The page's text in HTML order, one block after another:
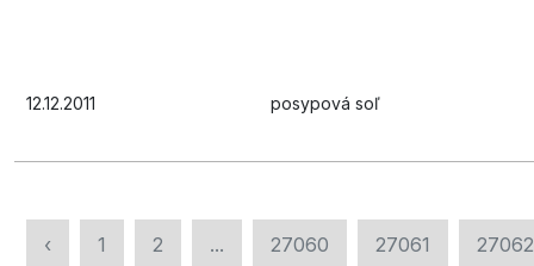
12.12.2011 posypová soľ
‹ 1 2 ... 27060 27061 27062